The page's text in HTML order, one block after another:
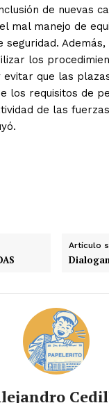
de nuevas
mal manejo de
seguridad.
los
evitar que las
los requisitos de
de las
Artículo